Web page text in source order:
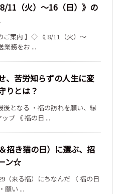
11（火）～16（日）》の
ご案内 】◇ 《 8/11（火）～
業務をお ...
、苦労知らずの人生に変
りとは？
後となる ・福の訪れを願い、縁
プ 《 福の日 ...
招き猫の日）に選ぶ、招
ン☆
（来る福）にちなんだ 〈 福の日
願い ...